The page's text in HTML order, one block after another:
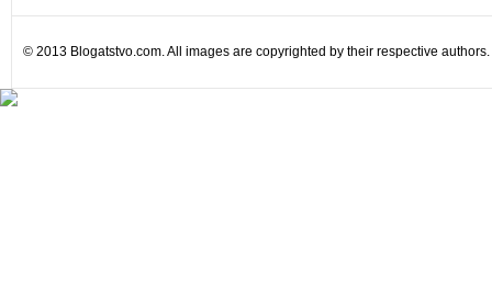
© 2013 Blogatstvo.com. All images are copyrighted by their respective authors.